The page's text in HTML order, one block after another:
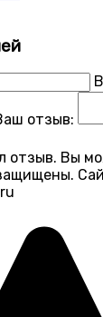
отзыв:
отзыв. Вы